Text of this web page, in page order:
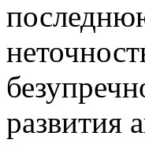
развития